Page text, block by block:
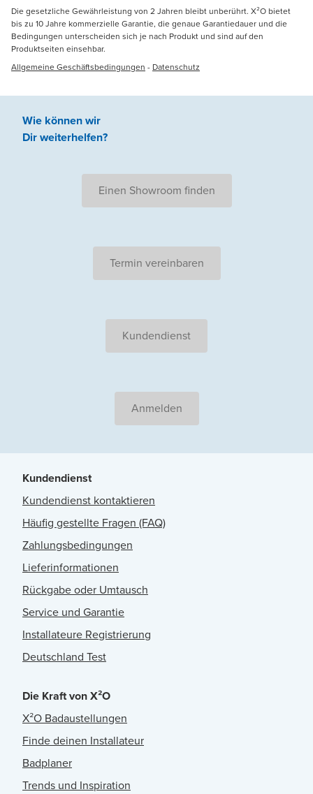
Die gesetzliche Gewährleistung von 2 Jahren bleibt unberührt. X²O bietet
bis zu 10 Jahre kommerzielle Garantie, die genaue Garantiedauer und die
Bedingungen unterscheiden sich je nach Produkt und sind auf den
Produktseiten einsehbar.
Allgemeine Geschäftsbedingungen - Datenschutz
Wie können wir
Dir weiterhelfen?
Einen Showroom finden
Termin vereinbaren
Kundendienst
Anmelden
Kundendienst
Kundendienst kontaktieren
Häufig gestellte Fragen (FAQ)
Zahlungsbedingungen
Lieferinformationen
Rückgabe oder Umtausch
Service und Garantie
Installateure Registrierung
Deutschland Test
Die Kraft von X²O
X²O Badaustellungen
Finde deinen Installateur
Badplaner
Trends und Inspiration